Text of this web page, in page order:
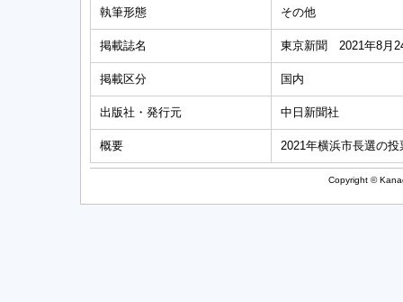
執筆形態 その他
掲載誌名 東京新聞 2021年8月
掲載区分 国内
出版社・発行元 中日新聞社
概要 2021年横浜市長選の
Copyright ©